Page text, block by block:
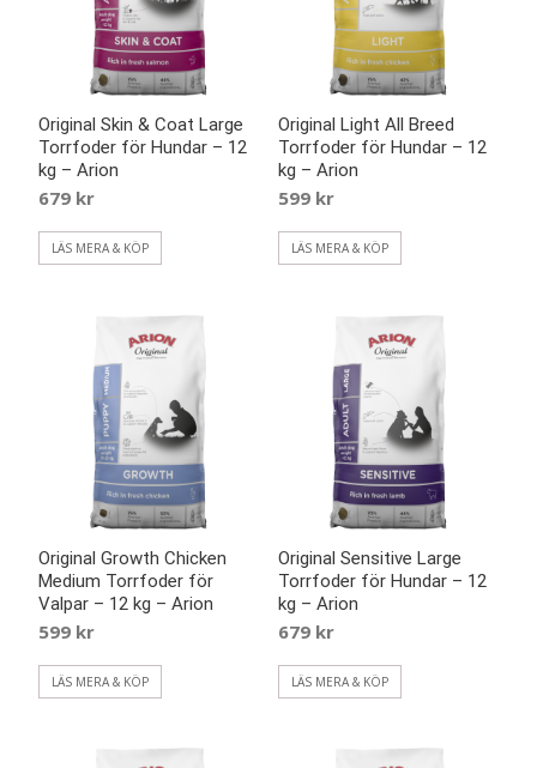
Original Skin & Coat Large
Torrfoder för Hundar – 12
kg – Arion
679 kr
LÄS MERA & KÖP
Original Light All Breed
Torrfoder för Hundar – 12
kg – Arion
599 kr
LÄS MERA & KÖP
Original Growth Chicken
Medium Torrfoder för
Valpar – 12 kg – Arion
599 kr
LÄS MERA & KÖP
Original Sensitive Large
Torrfoder för Hundar – 12
kg – Arion
679 kr
LÄS MERA & KÖP